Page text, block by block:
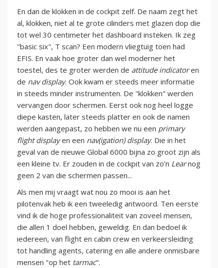
En dan de klokken in de cockpit zelf. De naam zegt het
al, klokken, niet al te grote cilinders met glazen dop die
tot wel 30 centimeter het dashboard insteken. Ik zeg
"basic six", T scan? Een modern vliegtuig toen had
EFIS. En vaak hoe groter dan wel moderner het
toestel, des te groter werden de attitude indicatoren
de nav display. Ook kwam er steeds meer informatie
in steeds minder instrumenten. De "klokken" werden
vervangen door schermen. Eerst ook nog heel logge
diepe kasten, later steeds platter en ook de namen
werden aangepast, zo hebben we nu een primary
flight displayen een nav(igation) display. Die in het
geval van de nieuwe Global 6000 bijna zo groot zijn als
een kleine tv. Er zouden in de cockpit van zo’n Learnog
geen 2 van die schermen passen...
Als men mij vraagt wat nou zo mooi is aan het
pilotenvak heb ik een tweeledig antwoord. Ten eerste
vind ik de hoge professionaliteit van zoveel mensen,
die allen 1 doel hebben, geweldig. En dan bedoel ik
iedereen, van flight en cabin crew en verkeersleiding
tot handling agents, catering en alle andere onmisbare
mensen "op het tarmac".